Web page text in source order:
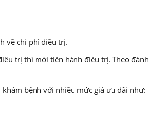
về chi phí điều trị.
trị thì mới tiến hành điều trị. Theo
bệnh với nhiều mức giá ưu đãi như: